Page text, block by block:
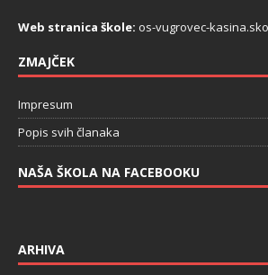
Web stranica škole: os-vugrovec-
ZMAJČEK
Impresum
Popis svih članaka
NAŠA ŠKOLA NA FACEBOOKU
ARHIVA